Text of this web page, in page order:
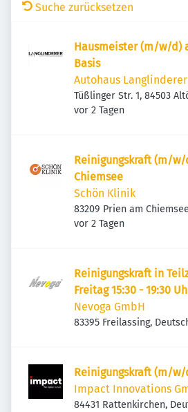
Suche zurücksetzen
Hausmeister (m/w/d)
Basis
Autohaus Langlinderer
Tüßlinger Str. 1, 84503
Veröffentlicht
vor 2 Tagen
Reinigungskraft (m/
Chiemsee
Schön Klinik
83209 Prien am
Veröffentlicht
vor 2 Tagen
Reinigungskraft in
Freitag 15:30 - 19:30
Nevoga GmbH
83395 Freilassing,
Reinigungskraft (m/
Impact Innovations
84431 Rattenkirchen,